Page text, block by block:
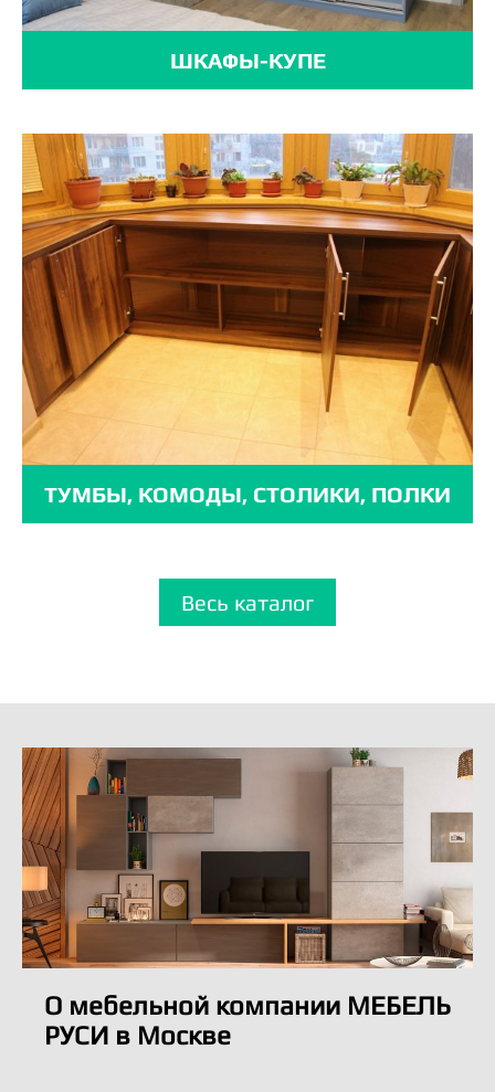
ШКАФЫ-КУПЕ
ТУМБЫ, КОМОДЫ, СТОЛИКИ, ПОЛКИ
Весь каталог
О мебельной компании МЕБЕЛЬ
РУСИ в Москве